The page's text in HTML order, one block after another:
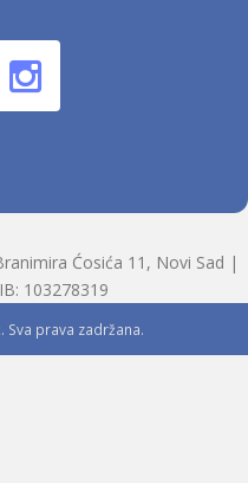
Ćosića 11, Novi Sad |
103278319
. Sva prava zadržana.